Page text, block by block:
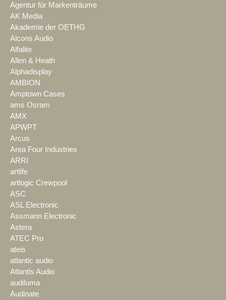
Agentur für Markenträume
AK Media
Akademie der OETHG
Alcons Audio
Alfalite
Allen & Heath
Alphadisplay
AMBION
Amptown Cases
ams Osram
AMX
APWPT
Arcus
Area Four Industries
ARRI
artlife
artlogic Crewpool
ASC
ASL Electronic
Assmann Electronic
Astera
ATEC Pro
ateis
atlantic audio
Atlantis Audio
audiluma
Audinate